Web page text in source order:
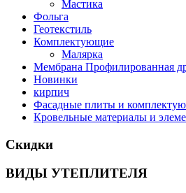
Мастика
Фольга
Геотекстиль
Комплектующие
Малярка
Мембрана Профилированная
Новинки
кирпич
Фасадные плиты и
Кровельные материалы и
Скидки
ВИДЫ УТЕПЛИТЕЛЯ